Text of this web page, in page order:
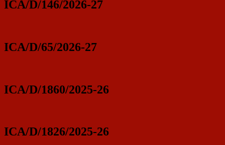
ICA/D/146/2026-27
ICA/D/65/2026-27
ICA/D/1860/2025-26
ICA/D/1826/2025-26